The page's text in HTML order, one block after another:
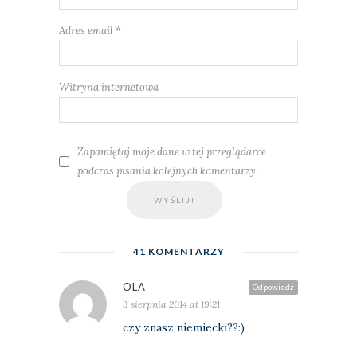
Adres email *
Witryna internetowa
Zapamiętaj moje dane w tej przeglądarce
podczas pisania kolejnych komentarzy.
41 KOMENTARZY
Odpowiedz
OLA
3 sierpnia 2014 at 19:21
czy znasz niemiecki??:)